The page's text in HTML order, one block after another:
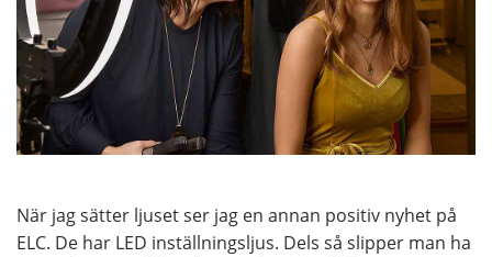
När jag sätter ljuset ser jag en annan positiv nyhet på
ELC. De har LED inställningsljus. Dels så slipper man ha